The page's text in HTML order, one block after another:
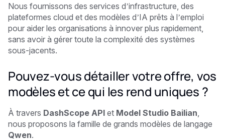
Nous fournissons des services d’infrastructure, des
plateformes cloud et des modèles d’IA prêts à l’emploi
pour aider les organisations à innover plus rapidement,
sans avoir à gérer toute la complexité des systèmes
sous-jacents.
Pouvez-vous détailler votre offre, vos
modèles et ce qui les rend uniques ?
À travers DashScope API et Model Studio Bailian
nous proposons la famille de grands modèles de langage
Qwen.